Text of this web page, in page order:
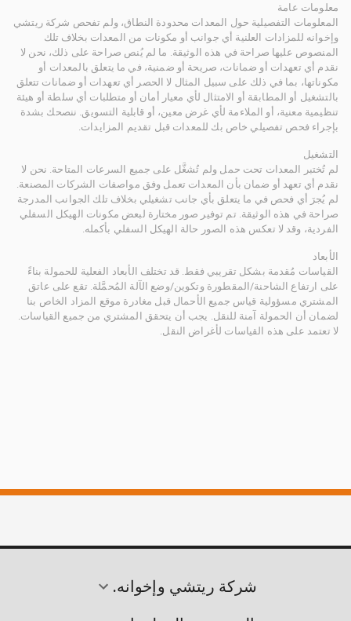
معلومات عامة
المعلومات التفصيلية حول المعدات محدودة النطاق، ولم تفحص شركة ريتشي
وإخوانه للمزادات العلنية أي جوانب أو مكونات من المعدات بخلاف تلك
المنصوص عليها صراحة في هذه الوثيقة. ما لم يُنص صراحة على ذلك، نحن لا
نقدم أي تعهدات أو ضمانات، صريحة أو ضمنية، في ما يتعلق بالمعدات أو
مكوناتها، بما في ذلك على سبيل المثال لا الحصر أي تعهدات أو ضمانات تتعلق
بالتشغيل أو المطابقة أو الامتثال لأي معيار أمان أو متطلبات أي سلطة أو هيئة
تنظيمية معنية، أو الملاءمة لأي غرض معين، أو قابلية التسويق. ننصحك بشدة
بإجراء فحص تفصيلي خاص بك للمعدات قبل تقديم المزايدات.
التشغيل
لم تُختبر المعدات تحت حمل ولم تُشغَّل على جميع السرعات المتاحة. نحن لا
نقدم أي تعهد أو ضمان بأن المعدات تعمل وفق مواصفات الشركات المصنعة.
لم يُجرَ أي فحص في ما يتعلق بأي جانب تشغيلي بخلاف تلك الجوانب المدرجة
صراحة في هذه الوثيقة. تم توفير صور مختارة لبعض مكونات الهيكل السفلي
الفردية، وقد لا تعكس هذه الصور حالة الهيكل السفلي بأكمله.
الأبعاد
القياسات مُقدمة بشكل تقريبي فقط. قد تختلف الأبعاد الفعلية للحمولة بناءً
على ارتفاع الشاحنة/المقطورة وتكوين/وضع الآلة المُحمَّلة. تقع على عاتق
المشتري مسؤولية قياس جميع الأحمال قبل مغادرة موقع المزاد الخاص بنا
لضمان أن الحمولة آمنة للنقل. يجب أن يتحقق المشتري من جميع القياسات.
لا تعتمد على هذه القياسات لأغراض النقل.
شركة ريتشي وإخوانه.